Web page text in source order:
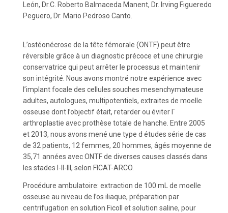
León, Dr.C. Roberto Balmaceda Manent, Dr. Irving Figueredo
Peguero, Dr. Mario Pedroso Canto.
L’ostéonécrose de la tête fémorale (ONTF) peut être
réversible grâce à un diagnostic précoce et une chirurgie
conservatrice qui peut arrêter le processus et maintenir
son intégrité. Nous avons montré notre expérience avec
l’implant focale des cellules souches mesenchymateuse
adultes, autologues, multipotentiels, extraites de moelle
osseuse dont l’objectif était, retarder ou éviter l´
arthroplastie avec prothèse totale de hanche. Entre 2005
et 2013, nous avons mené une type d études série de cas
de 32 patients, 12 femmes, 20 hommes, âgés moyenne de
35,71 années avec ONTF de diverses causes classés dans
les stades I-II-III, selon FICAT-ARCO.
Procédure ambulatoire: extraction de 100 mL de moelle
osseuse au niveau de l’os iliaque, préparation par
centrifugation en solution Ficoll et solution saline, pour